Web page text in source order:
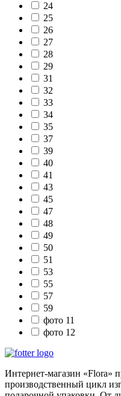
24
25
26
27
28
29
31
32
33
34
35
37
39
40
41
43
45
47
48
49
50
51
53
55
57
59
фото 11
фото 12
Интернет-магазин «Flora»
производственный цикл